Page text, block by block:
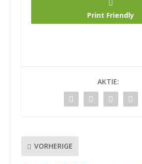
Print Friendly
AKTIE:
VORHERIGE